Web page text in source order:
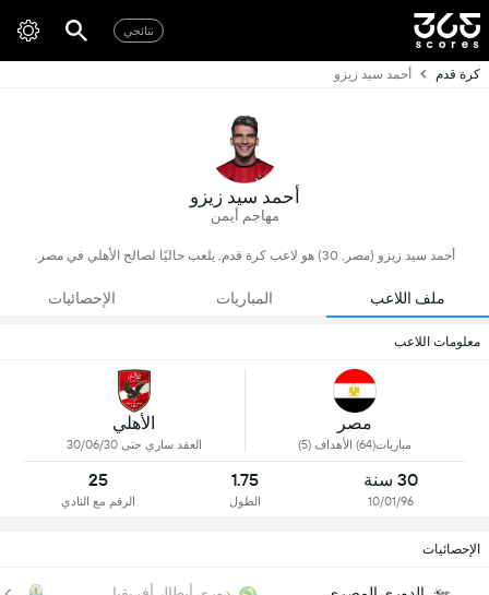
نتائجي
كرة قدم أحمد سيد زيزو
أحمد سيد زيزو
مهاجم أيمن
أحمد سيد زيزو (مصر, 30) هو لاعب كرة قدم, يلعب حاليًا لصالح الأهلي في مصر.
ملف اللاعب المباريات الإحصائيات
معلومات اللاعب
مصر
مباريات(64) الأهداف (5)
الأهلي
العقد ساري حتى 30/06/30
30 سنة
10/01/96
1.75
الطول
25
الرقم مع النادي
الإحصائيات